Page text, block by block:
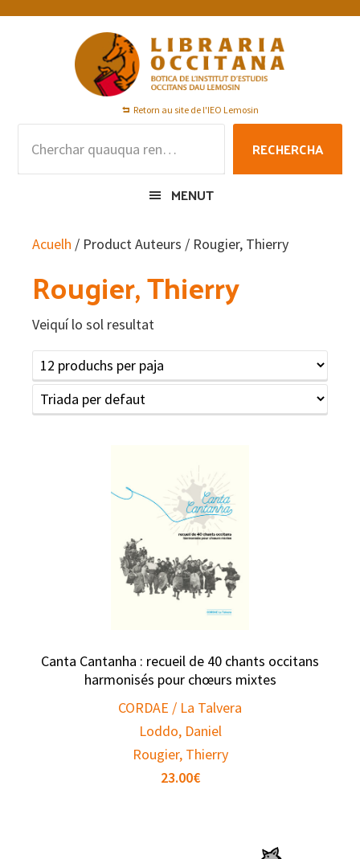
Skip
Skip
Skip
Retorn au site de l'IEO Lemosin
RECHERCHA
MENUT
Acuelh / Product Auteurs / Rougier, Thierry
Rougier, Thierry
Veiquí lo sol resultat
Canta Cantanha : recueil de 40 chants occitans
harmonisés pour chœurs mixtes
CORDAE / La Talvera
Loddo, Daniel
Rougier, Thierry
23.00€